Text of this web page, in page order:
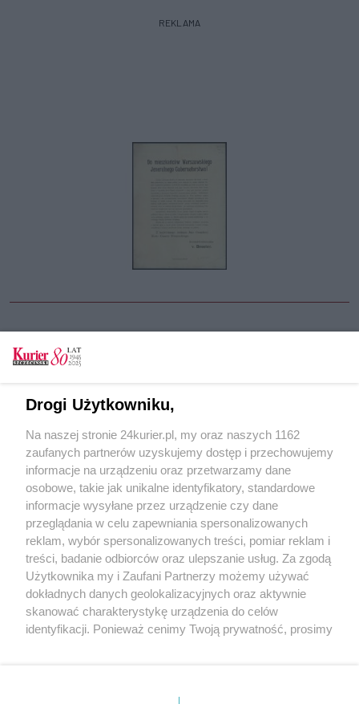
REKLAMA
CZYTAJ TAKŻE
Krew i stal – 110. rocznica największej bitwy
Legionów Polskich
Bitwa pod Kostiuchnówką – wstęp
POGODA
29℃
Zobacz prognozę na 3 dni
Drogi Użytkowniku,
Na naszej stronie 24kurier.pl, my oraz naszych 1162
zaufanych partnerów uzyskujemy dostęp i przechowujemy
informacje na urządzeniu oraz przetwarzamy dane
osobowe, takie jak unikalne identyfikatory, standardowe
informacje wysyłane przez urządzenie czy dane
przeglądania w celu zapewniania spersonalizowanych
reklam, wybór spersonalizowanych treści, pomiar reklam i
treści, badanie odbiorców oraz ulepszanie usług. Za zgodą
Użytkownika my i Zaufani Partnerzy możemy używać
dokładnych danych geolokalizacyjnych oraz aktywnie
skanować charakterystykę urządzenia do celów
identyfikacji. Ponieważ cenimy Twoją prywatność, prosimy
prywatności znajdujący się w lewym dolnym rogu strony